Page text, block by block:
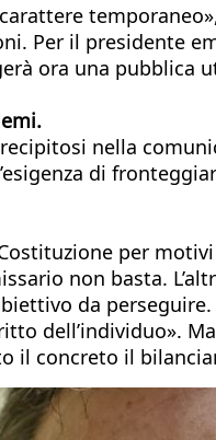
Per il presidente
ora una
nella
di
per
non basta.
da
dell’individuo».
il concreto il